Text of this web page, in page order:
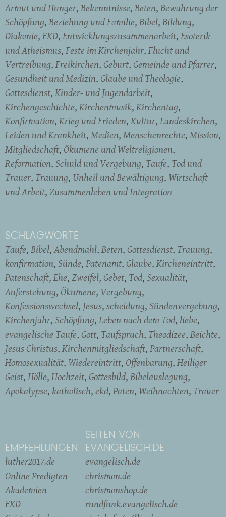
Armut und Hunger Bekenntnisse Beten Bewahrung der
Schöpfung Beziehung und Familie Bibel Bildung
Diakonie EKD Entwicklungszusammenarbeit Esoterik
und Atheismus Feste im Kirchenjahr Flucht und
Vertreibung Freikirchen Geburt Gemeinde und Pfarrer
Gesundheit und Medizin Glaube und Theologie
Gottesdienst Kinder- und Jugendarbeit
Kirchengeschichte Kirchenmusik Kirchentag
Konfirmation Krieg und Frieden Kultur Landeskirchen
Leiden und Krankheit Medien Menschenrechte Mission
Mitgliedschaft Ökumene und Weltreligionen
Reformation Schuld und Vergebung Taufe Tod und
Trauer Trauung Unheil und Bewältigung Wirtschaft
und Arbeit Zusammenleben und Integration
SCHLAGWORTE
Taufe Bibel Abendmahl Beten Gottesdienst Trauung
konfirmation Sünde Patenamt Glaube Kircheneintritt
Patenschaft Ehe Zweifel Gebet Tod Sexualität
Auferstehung Ökumene Vergebung
Konfessionswechsel Jesus scheidung Sündenvergebung
Kirchenjahr Schöpfung Leben nach dem Tod liebe
evangelische Taufe Gott Taufspruch Theodizee Beichte
Jesus Christus Kirchenmitgliedschaft Partnerschaft
Homosexualität Wiedereintritt Offenbarung Heiliger
Geist Hölle Hochzeit Gottesbild Bibelauslegung
Apokalypse katholisch ekd Paten Weihnachten Trauer
EMPFEHLUNGEN
luther2017.de
Online Predigten
Akademien
EKD
SEITEN VON
EVANGELISCH.DE
evangelisch.de
chrismon.de
chrismonshop.de
rundfunk.evangelisch.de